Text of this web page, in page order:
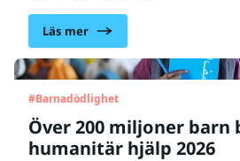
Läs mer
#Barnadödlighet
Över 200 miljoner barn
humanitär hjälp 2026